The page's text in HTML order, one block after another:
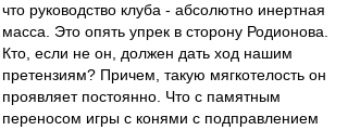
что руководство клуба - абсолютно инертная
масса. Это опять упрек в сторону Родионова.
Кто, если не он, должен дать ход нашим
претензиям? Причем, такую мягкотелость он
проявляет постоянно. Что с памятным
переносом игры с конями с подправлением